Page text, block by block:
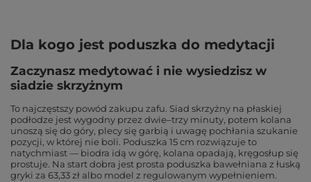
Dla kogo jest poduszka do medytacji
Zaczynasz medytować i nie wysiedzisz w
siadzie skrzyżnym
To najczęstszy powód zakupu zafu. Siad skrzyżny na płaskiej
podłodze jest wygodny przez dwie–trzy minuty, potem kolana
unoszą się do góry, plecy się garbią i uwagę pochłania szukanie
pozycji, w której nie boli. Poduszka 15 cm rozwiązuje to
natychmiast — biodra idą w górę, kolana opadają, kręgosłup się
prostuje. Na start dobra jest prosta poduszka bawełniana z łuską
gryki za 63,33 zł albo model z regulowanym wypełnieniem.